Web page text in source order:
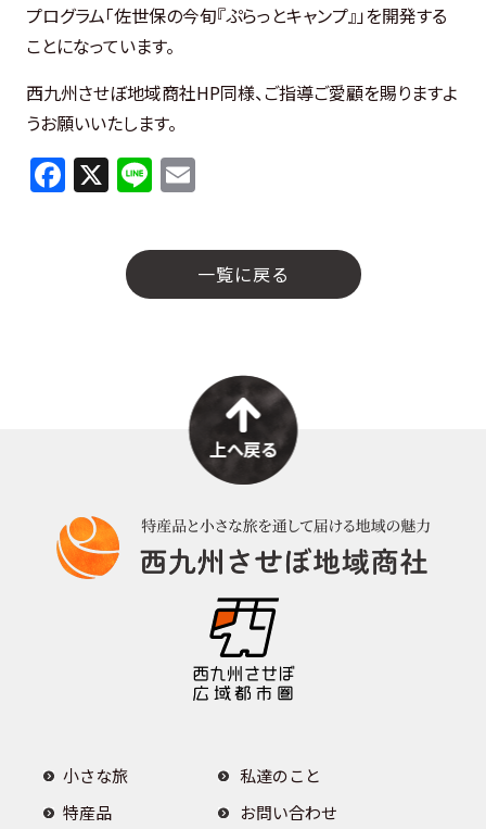
プログラム「佐世保の今旬『ぷらっとキャンプ』」を開発する
ことになっています。
西九州させぼ地域商社HP同様、ご指導ご愛顧を賜りますよ
うお願いいたします。
F
a
X Li
n
e ai
l
一覧に戻る
小さな旅
特産品
私達のこと
お問い合わせ